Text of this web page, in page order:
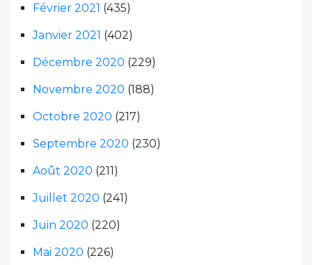
Février 2021 (435)
Janvier 2021 (402)
Décembre 2020 (229)
Novembre 2020 (188)
Octobre 2020 (217)
Septembre 2020 (230)
Août 2020 (211)
Juillet 2020 (241)
Juin 2020 (220)
Mai 2020 (226)